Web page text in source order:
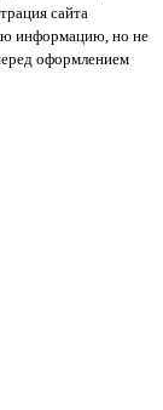
сайта
информацию, но не
оформлением